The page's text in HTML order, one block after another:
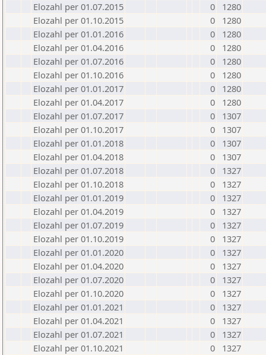
Elozahl per 01.07.2015
0
1280
Elozahl per 01.10.2015
0
1280
Elozahl per 01.01.2016
0
1280
Elozahl per 01.04.2016
0
1280
Elozahl per 01.07.2016
0
1280
Elozahl per 01.10.2016
0
1280
Elozahl per 01.01.2017
0
1280
Elozahl per 01.04.2017
0
1280
Elozahl per 01.07.2017
0
1307
Elozahl per 01.10.2017
0
1307
Elozahl per 01.01.2018
0
1307
Elozahl per 01.04.2018
0
1307
Elozahl per 01.07.2018
0
1327
Elozahl per 01.10.2018
0
1327
Elozahl per 01.01.2019
0
1327
Elozahl per 01.04.2019
0
1327
Elozahl per 01.07.2019
0
1327
Elozahl per 01.10.2019
0
1327
Elozahl per 01.01.2020
0
1327
Elozahl per 01.04.2020
0
1327
Elozahl per 01.07.2020
0
1327
Elozahl per 01.10.2020
0
1327
Elozahl per 01.01.2021
0
1327
Elozahl per 01.04.2021
0
1327
Elozahl per 01.07.2021
0
1327
Elozahl per 01.10.2021
0
1327